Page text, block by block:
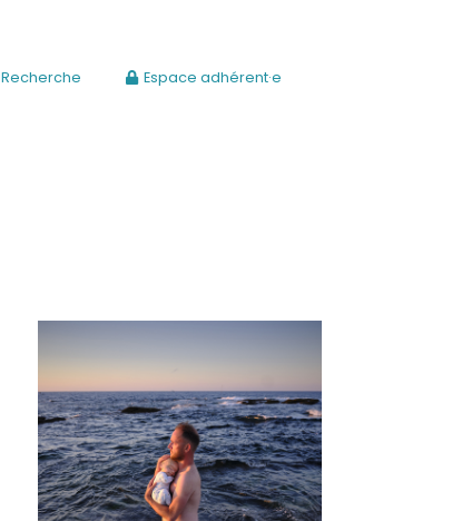
Recherche Espace adhérent·e